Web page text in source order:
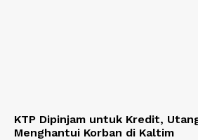
KTP Dipinjam untuk Kredit,
Menghantui Korban di Kaltim